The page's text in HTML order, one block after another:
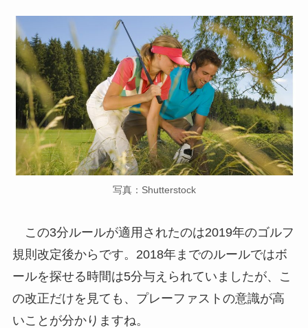
写真：Shutterstock
この3分ルールが適用されたのは2019年のゴルフ
規則改定後からです。2018年までのルールではボ
ールを探せる時間は5分与えられていましたが、こ
の改正だけを見ても、プレーファストの意識が高
いことが分かりますね。